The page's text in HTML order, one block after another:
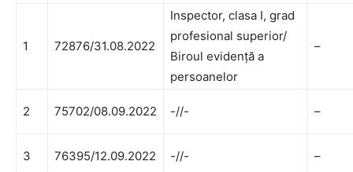
1 72876/31.08.2022
Inspector, clasa I, grad
profesional superior/
Biroul evidență a
persoanelor
–
2 75702/08.09.2022 -//- –
3 76395/12.09.2022 -//- –